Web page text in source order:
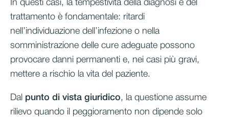
In questi casi, la tempestività della diagnosi e del
trattamento è fondamentale: ritardi
nell’individuazione dell’infezione o nella
somministrazione delle cure adeguate possono
provocare danni permanenti e, nei casi più gravi,
mettere a rischio la vita del paziente.
Dal punto di vista giuridico, la questione assume
rilievo quando il peggioramento non dipende solo